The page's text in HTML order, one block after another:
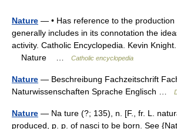
Nature — • Has reference to the
generally includes in its connotation the
activity. Catholic Encyclopedia. Kevin
Nature …
Catholic encyclopedia
Nature — Beschreibung Fachzeitschrift
Naturwissenschaften Sprache Englisch …
Nature — Na ture (?; 135), n. [F., fr. L.
produced, p. p. of nasci to be born. See